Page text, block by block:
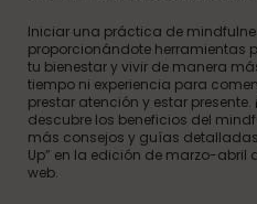
Iniciar una práctica de
proporcionándote herramientas
tu bienestar y vivir de manera
tiempo ni experiencia para
prestar atención y estar presente.
descubre los beneficios del
más consejos y guías
Up” en la edición de marzo-abril
web.